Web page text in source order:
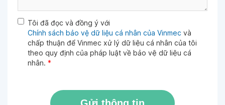
Tôi đã đọc và đồng ý với
Chính sách bảo vệ dữ liệu cá nhân của Vinmec và
chấp thuận để Vinmec xử lý dữ liệu cá nhân của tôi
theo quy định của pháp luật về bảo vệ dữ liệu cá
nhân. *